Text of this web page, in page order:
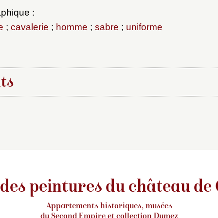
:
; cavalerie ; homme ; sabre ; uniforme
Charge des cuirassiers à Reichshoffen ,
château de Compiègne, mis en ligne le 2020-06-
peintures.fr/notice/notice.php?id=589
peintures du château de
Appartements historiques, musées